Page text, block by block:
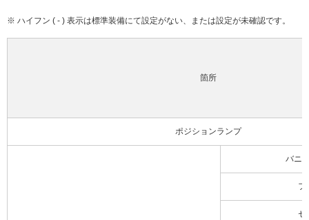
※ ハイフン ( - ) 表示は標準装備にて設定がない、または設定が未確認です。
箇所
ポジションランプ
バニ
フ
セ